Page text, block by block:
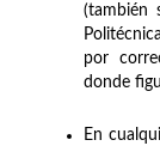
(también
por
donde
En